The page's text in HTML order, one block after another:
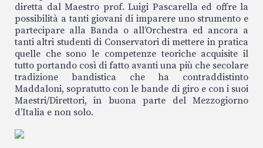
diretta dal Maestro prof. Luigi Pascarella ed offre la
possibilità a tanti giovani di imparere uno strumento e
partecipare alla Banda o all’Orchestra ed ancora a
tanti altri studenti di Conservatori di mettere in pratica
quelle che sono le competenze teoriche acquisite il
tutto portando così di fatto avanti una più che secolare
tradizione bandistica che ha contraddistinto
Maddaloni, sopratutto con le bande di giro e con i suoi
Maestri/Direttori, in buona parte del Mezzogiorno
d’Italia e non solo.